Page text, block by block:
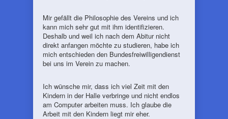
Mir gefällt die Philosophie des Vereins und ich
kann mich sehr gut mit ihm identifizieren.
Deshalb und weil ich nach dem Abitur nicht
direkt anfangen möchte zu studieren, habe ich
mich entschieden den Bundesfreiwilligendienst
bei uns im Verein zu machen.
Ich wünsche mir, dass ich viel Zeit mit den
Kindern in der Halle verbringe und nicht endlos
am Computer arbeiten muss. Ich glaube die
Arbeit mit den Kindern liegt mir eher.